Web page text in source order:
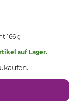
166 g
auf Lager.